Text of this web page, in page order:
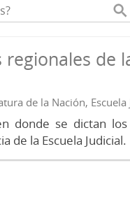
regionales de
de la Nación, Escuela
donde se dictan
de la Escuela Judicial.